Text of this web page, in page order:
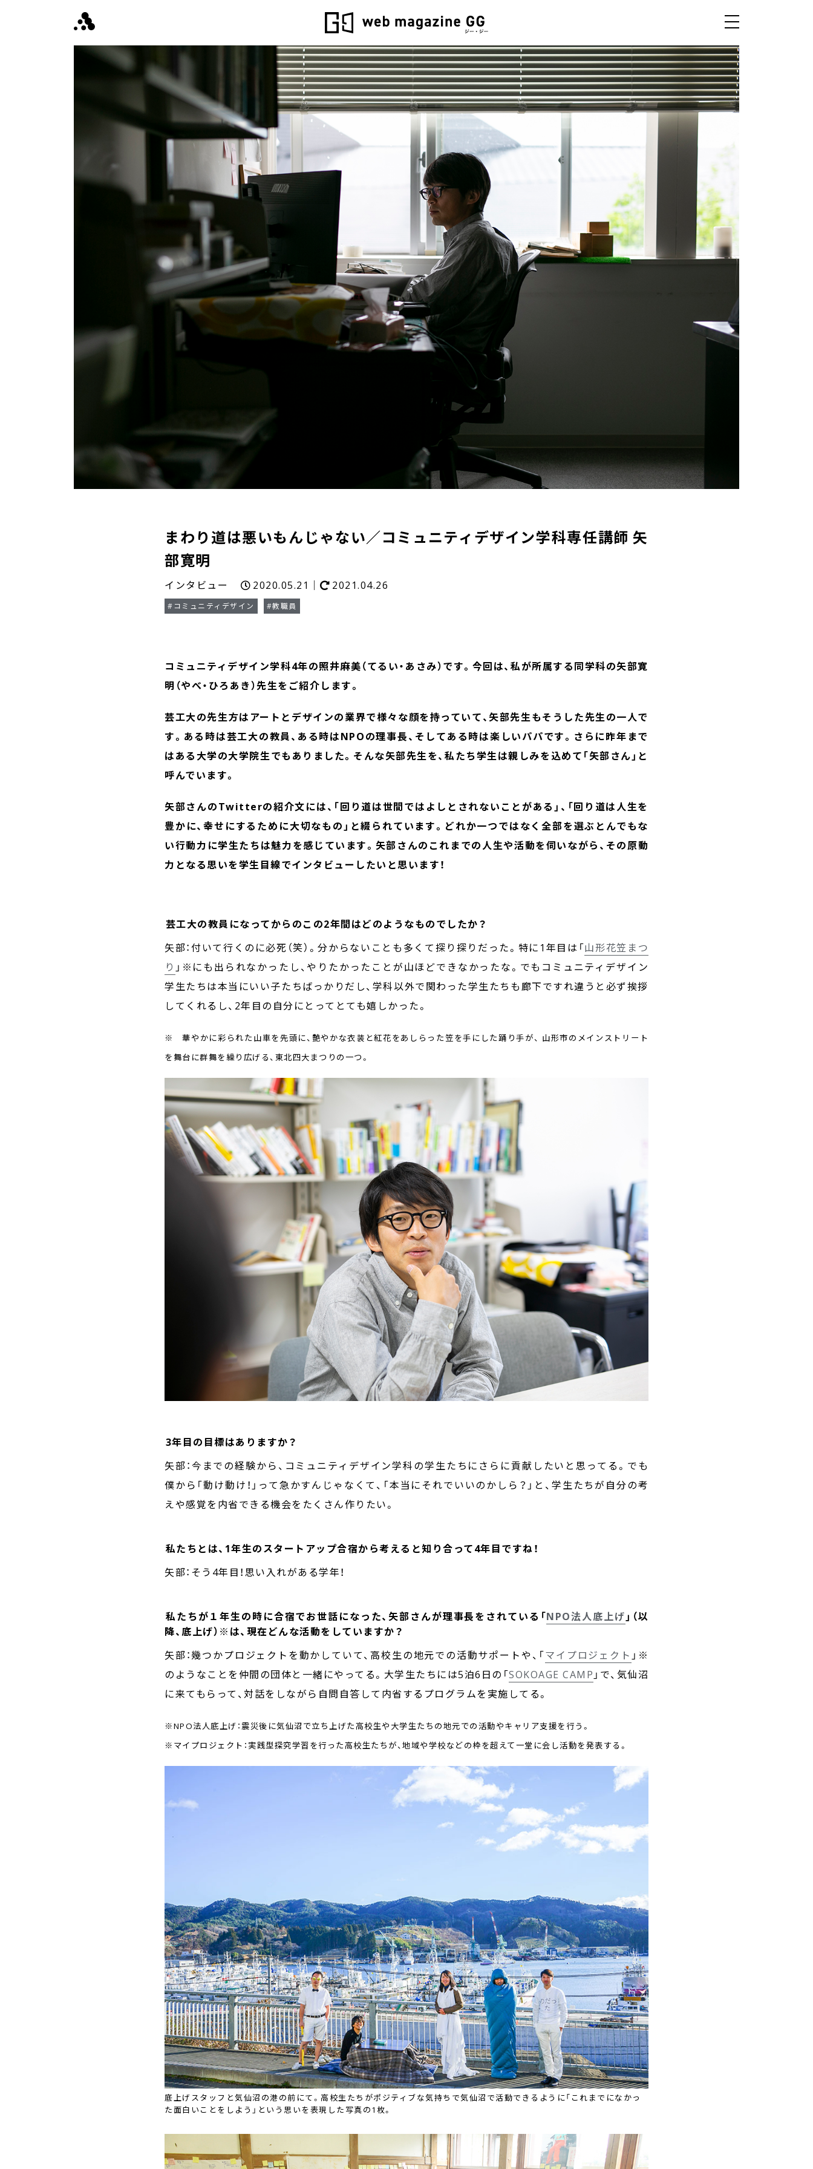
まわり道は悪いもんじゃない／コミュニティデザイン学科専任講師 矢
部寛明
インタビュー 2020.05.21｜ 2021.04.26
#コミュニティデザイン #教職員
コミュニティデザイン学科4年の照井麻美（てるい・あさみ）です。今回は、私が所属する同学科の矢部寛
明（やべ・ひろあき）先生をご紹介します。
芸工大の先生方はアートとデザインの業界で様々な顔を持っていて、矢部先生もそうした先生の一人で
す。ある時は芸工大の教員、ある時はNPOの理事長、そしてある時は楽しいパパです。さらに昨年まで
はある大学の大学院生でもありました。そんな矢部先生を、私たち学生は親しみを込めて「矢部さん」と
呼んでいます。
矢部さんのTwitterの紹介文には、「回り道は世間ではよしとされないことがある」、「回り道は人生を
豊かに、幸せにするために大切なもの」と綴られています。どれか一つではなく全部を選ぶとんでもな
い行動力に学生たちは魅力を感じています。矢部さんのこれまでの人生や活動を伺いながら、その原動
力となる思いを学生目線でインタビューしたいと思います！
――芸工大の教員になってからのこの2年間はどのようなものでしたか？
矢部：付いて行くのに必死（笑）。分からないことも多くて探り探りだった。特に1年目は「山形花笠まつ
り 」※にも出られなかったし、やりたかったことが山ほどできなかったな。でもコミュニティデザイン
学生たちは本当にいい子たちばっかりだし、学科以外で関わった学生たちも廊下ですれ違うと必ず挨拶
してくれるし、2年目の自分にとってとても嬉しかった。
※ 華やかに彩られた山車を先頭に、艶やかな衣装と紅花をあしらった笠を手にした踊り手が、 山形市のメインストリート
を舞台に群舞を繰り広げる、東北四大まつりの一つ。
――3年目の目標はありますか？
矢部：今までの経験から、コミュニティデザイン学科の学生たちにさらに貢献したいと思ってる。でも
僕から「動け動け！」って急かすんじゃなくて、「本当にそれでいいのかしら？」と、学生たちが自分の考
えや感覚を内省できる機会をたくさん作りたい。
――私たちとは、1年生のスタートアップ合宿から考えると知り合って4年目ですね！
矢部：そう4年目！思い入れがある学年！
――私たちが１年生の時に合宿でお世話になった、矢部さんが理事長をされている「NPO法人底上げ 」（以
降、底上げ）※は、現在どんな活動をしていますか？
矢部：幾つかプロジェクトを動かしていて、高校生の地元での活動サポートや、「マイプロジェクト 」※
のようなことを仲間の団体と一緒にやってる。大学生たちには5泊6日の「SOKOAGE CAMP 」で、気仙沼
に来てもらって、対話をしながら自問自答して内省するプログラムを実施してる。
※NPO法人底上げ：震災後に気仙沼で立ち上げた高校生や大学生たちの地元での活動やキャリア支援を行う。
※マイプロジェクト：実践型探究学習を行った高校生たちが、地域や学校などの枠を超えて一堂に会し活動を発表する。
底上げスタッフと気仙沼の港の前にて。高校生たちがポジティブな気持ちで気仙沼で活動できるように「これまでになかっ
た面白いことをしよう」という思いを表現した写真の1枚。